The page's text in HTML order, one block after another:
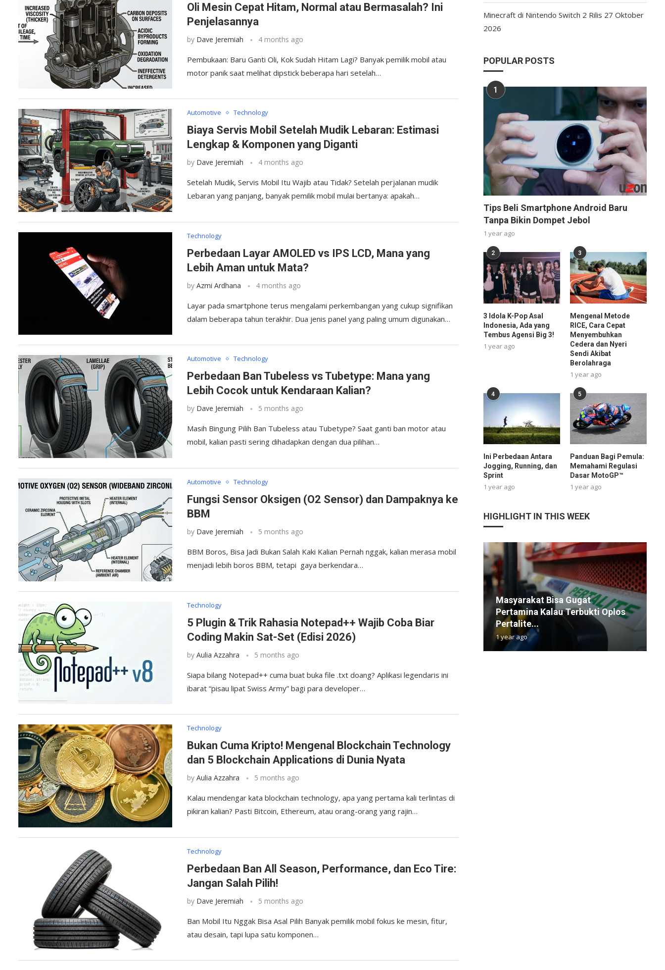
Oli Mesin Cepat Hitam, Normal atau Bermasalah? Ini
Penjelasannya
by Dave Jeremiah 4 months ago
Pembukaan: Baru Ganti Oli, Kok Sudah Hitam Lagi? Banyak pemilik mobil atau
motor panik saat melihat dipstick beberapa hari setelah…
Automotive Technology
Biaya Servis Mobil Setelah Mudik Lebaran: Estimasi
Lengkap & Komponen yang Diganti
by Dave Jeremiah 4 months ago
Setelah Mudik, Servis Mobil Itu Wajib atau Tidak? Setelah perjalanan mudik
Lebaran yang panjang, banyak pemilik mobil mulai bertanya: apakah…
Technology
Perbedaan Layar AMOLED vs IPS LCD, Mana yang
Lebih Aman untuk Mata?
byAzmi Ardhana 4 months ago
Layar pada smartphone terus mengalami perkembangan yang cukup signifikan
dalam beberapa tahun terakhir. Dua jenis panel yang paling umum digunakan…
Automotive Technology
Perbedaan Ban Tubeless vs Tubetype: Mana yang
Lebih Cocok untuk Kendaraan Kalian?
by Dave Jeremiah 5 months ago
Masih Bingung Pilih Ban Tubeless atau Tubetype? Saat ganti ban motor atau
mobil, kalian pasti sering dihadapkan dengan dua pilihan…
Automotive Technology
Fungsi Sensor Oksigen (O2 Sensor) dan Dampaknya ke
BBM
by Dave Jeremiah 5 months ago
BBM Boros, Bisa Jadi Bukan Salah Kaki Kalian Pernah nggak, kalian merasa mobil
menjadi lebih boros BBM, tetapi gaya berkendara…
Technology
5 Plugin & Trik Rahasia Notepad++ Wajib Coba Biar
Coding Makin Sat-Set (Edisi 2026)
byAulia Azzahra 5 months ago
Siapa bilang Notepad++ cuma buat buka file .txt doang? Aplikasi legendaris ini
ibarat “pisau lipat Swiss Army” bagi para developer…
Technology
Bukan Cuma Kripto! Mengenal Blockchain Technology
dan 5 Blockchain Applications di Dunia Nyata
byAulia Azzahra 5 months ago
Kalau mendengar kata blockchain technology, apa yang pertama kali terlintas di
pikiran kalian? Pasti Bitcoin, Ethereum, atau orang-orang yang rajin…
Technology
Perbedaan Ban All Season, Performance, dan Eco Tire:
Jangan Salah Pilih!
by Dave Jeremiah 5 months ago
Ban Mobil Itu Nggak Bisa Asal Pilih Banyak pemilik mobil fokus ke mesin, fitur,
atau desain, tapi lupa satu komponen…
Minecraft di Nintendo Switch 2 Rilis 27 Oktober
2026
POPULAR POSTS
1
Tips Beli Smartphone Android Baru
Tanpa Bikin Dompet Jebol
1 year ago
2
3 Idola K-Pop Asal
Indonesia, Ada yang
Tembus Agensi Big 3!
1 year ago
3
Mengenal Metode
RICE, Cara Cepat
Menyembuhkan
Cedera dan Nyeri
Sendi Akibat
Berolahraga
1 year ago
4
Ini Perbedaan Antara
Jogging, Running, dan
Sprint
1 year ago
5
Panduan Bagi Pemula:
Memahami Regulasi
Dasar MotoGP™
1 year ago
HIGHLIGHT IN THIS WEEK
Masyarakat Bisa Gugat
Pertamina Kalau Terbukti Oplos
Pertalite...
1 year ago